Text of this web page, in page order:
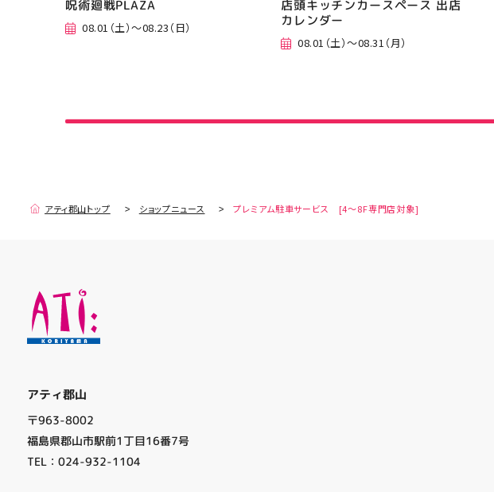
呪術廻戦PLAZA
08.01（土）～08.23（日）
店頭キッチンカースペース 出店
カレンダー
08.01（土）～08.31（月）
アティ郡山トップ ショップニュース プレミアム駐車サービス [4～8F専門店対象]
アティ郡山
〒963-8002
福島県郡山市駅前1丁目16番7号
TEL：024-932-1104